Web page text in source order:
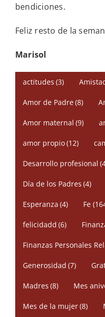
bendiciones.
Feliz resto de la
Marisol
actitudes (3)
Amor de Padre(8)
Amor maternal (9)
amor propio(12)
Desarrollo profesional
Día de los Padres (4)
Esperanza (4) Fe
felicidadd (6)
Finanzas Personales
Generosidad (7)
Madres (8) Mes
Mes de la mujer(8)